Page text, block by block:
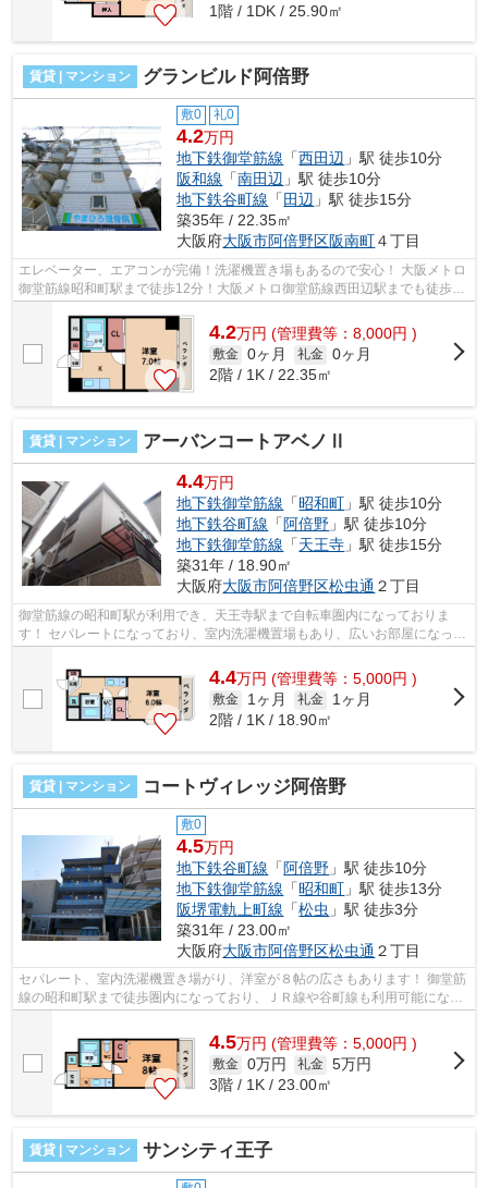
1階 / 1DK / 25.90㎡
賃貸 | マンション グランビルド阿倍野
敷0 礼0
4.2万円
地下鉄御堂筋線 「西田辺 」駅 徒歩10分
阪和線 「南田辺 」駅 徒歩10分
地下鉄谷町線 「 田辺 」駅 徒歩15分
築35年 / 22.35㎡
大阪府大阪市阿倍野区阪南町４丁目
エレベーター、エアコンが完備！洗濯機置き場もあるので安心！ 大阪メトロ
御堂筋線昭和町駅まで徒歩12分！大阪メトロ御堂筋線西田辺駅までも徒歩圏
4.2万円 (管理費等：8,000円 )
敷金 0ヶ月 礼金 0ヶ月
2階 / 1K / 22.35㎡
賃貸 | マンション アーバンコートアベノⅡ
4.4万円
地下鉄御堂筋線 「昭和町 」駅 徒歩10分
地下鉄谷町線 「 阿倍野 」駅 徒歩10分
地下鉄御堂筋線 「天王寺 」駅 徒歩15分
築31年 / 18.90㎡
大阪府大阪市阿倍野区松虫通 ２丁目
御堂筋線の昭和町駅が利用でき、天王寺駅まで自転車圏内になっておりま
す！ セパレートになっており、室内洗濯機置場もあり、広いお部屋になって
おります！ ■□■□■□■□■□■□■□■□■□■□■□■...
4.4万円 (管理費等：5,000円 )
敷金 1ヶ月 礼金
1ヶ月
2階 / 1K / 18.90㎡
賃貸 | マンション コートヴィレッジ阿倍野
敷0
4.5万円
地下鉄谷町線 「阿倍野 」駅 徒歩10分
地下鉄御堂筋線 「昭和町 」駅 徒歩13分
阪堺電軌上町線 「松虫 」駅 徒歩3分
築31年 / 23.00㎡
大阪府大阪市阿倍野区松虫通 ２丁目
セパレート、室内洗濯機置き場がり、洋室が８帖の広さもあります！ 御堂筋
線の昭和町駅まで徒歩圏内になっており、ＪＲ線や谷町線も利用可能になっ
4.5万円 (管理費等：5,000円 )
敷金 0万円 礼金 5万円
3階 / 1K / 23.00㎡
賃貸 | マンション サンシティ王子